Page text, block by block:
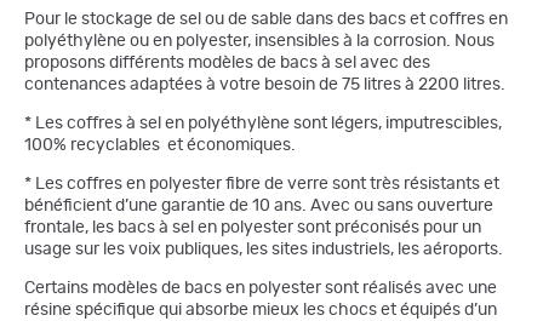
Pour le stockage de sel ou de sable dans des bacs et coffres en
polyéthylène ou en polyester, insensibles à la corrosion. Nous
proposons différents modèles de bacs à sel avec des
contenances adaptées à votre besoin de 75 litres à 2200 litres.
* Les coffres à sel en polyéthylène sont légers, imputrescibles,
100% recyclables et économiques.
* Les coffres en polyester fibre de verre sont très résistants et
bénéficient d’une garantie de 10 ans. Avec ou sans ouverture
frontale, les bacs à sel en polyester sont préconisés pour un
usage sur les voix publiques, les sites industriels, les aéroports.
Certains modèles de bacs en polyester sont réalisés avec une
résine spécifique qui absorbe mieux les chocs et équipés d’un